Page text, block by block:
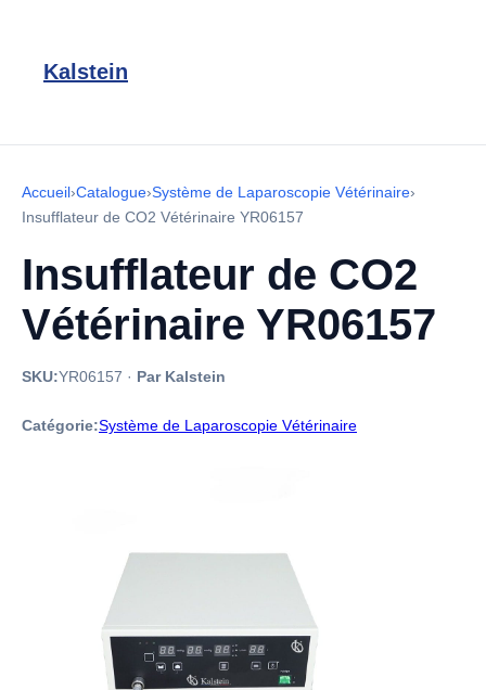
Kalstein
Accueil›Catalogue›Système de Laparoscopie Vétérinaire›
Insufflateur de CO2 Vétérinaire YR06157
Insufflateur de CO2
Vétérinaire YR06157
SKU:YR06157 · Par Kalstein
Catégorie:Système de Laparoscopie Vétérinaire